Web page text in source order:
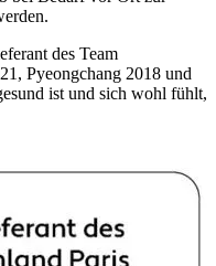
des Team
Pyeongchang 2018 und
ist und sich wohl fühlt,